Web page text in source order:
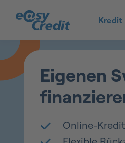
Kredit
Eigenen
Online-